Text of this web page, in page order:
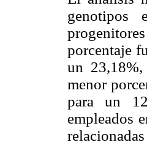
genotipos
porcentaje
un
menor
para un
empleados